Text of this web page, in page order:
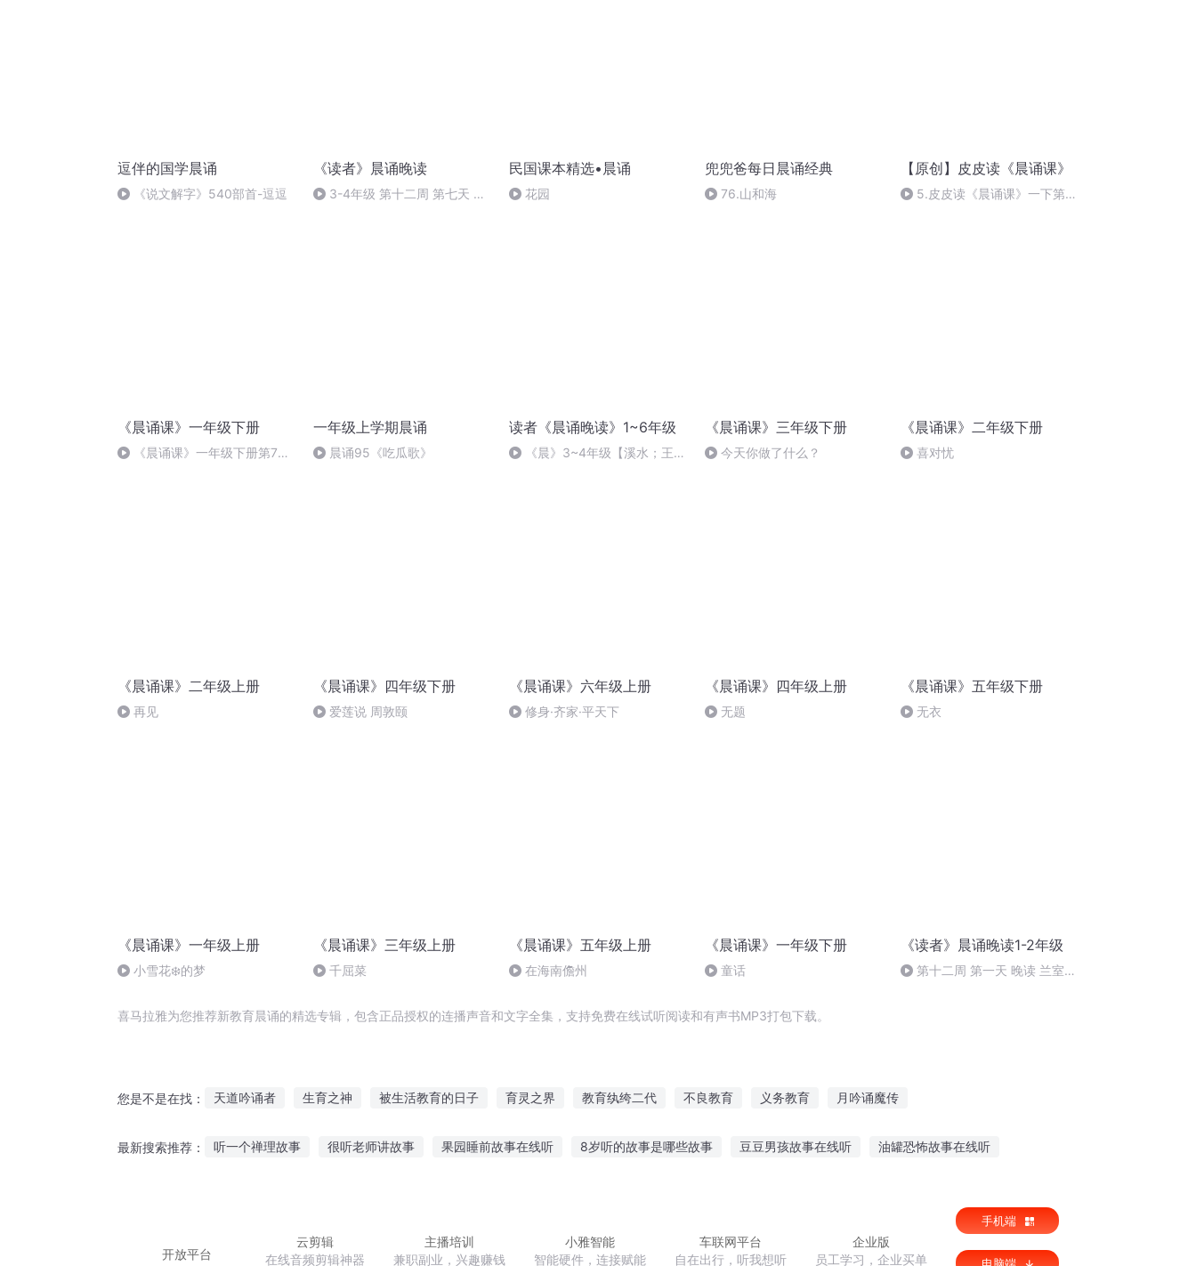
逗伴的国学晨诵
《说文解字》540部首-逗逗
《读者》晨诵晚读
3-4年级 第十二周 第七天 文
民国课本精选•晨诵
花园
兜兜爸每日晨诵经典
76.山和海
【原创】皮皮读《晨诵课》
5.皮皮读《晨诵课》一下第1
《晨诵课》一年级下册
《晨诵课》一年级下册第7单
一年级上学期晨诵
晨诵95《吃瓜歌》
读者《晨诵晚读》1~6年级
《晨》3~4年级【溪水；王
《晨诵课》三年级下册
今天你做了什么？
《晨诵课》二年级下册
喜对忧
《晨诵课》二年级上册
再见
《晨诵课》四年级下册
爱莲说 周敦颐
《晨诵课》六年级上册
修身·齐家·平天下
《晨诵课》四年级上册
无题
《晨诵课》五年级下册
无衣
《晨诵课》一年级上册
小雪花❄️的梦
《晨诵课》三年级上册
千屈菜
《晨诵课》五年级上册
在海南儋州
《晨诵课》一年级下册
童话
《读者》晨诵晚读1-2年级
第十二周 第一天 晚读 兰室五
喜马拉雅为您推荐新教育晨诵的精选专辑，包含正品授权的连播声音和文字全集，支持免费在线试听阅读和有声书MP3打包下载。
您是不是在找： 天道吟诵者 生育之神 被生活教育的日子 育灵之界 教育纨绔二代 不良教育 义务教育 月吟诵魔传
最新搜索推荐： 听一个禅理故事 很听老师讲故事 果园睡前故事在线听 8岁听的故事是哪些故事 豆豆男孩故事在线听 油罐恐怖故事在线听
开放平台
云剪辑
在线音频剪辑神器
主播培训
兼职副业，兴趣赚钱
小雅智能
智能硬件，连接赋能
车联网平台
自在出行，听我想听
企业版
员工学习，企业买单
手机端